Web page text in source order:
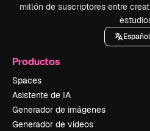
millón de suscriptores entre
Español
Productos
Spaces
Asistente de IA
Generador de imágenes
Generador de vídeos